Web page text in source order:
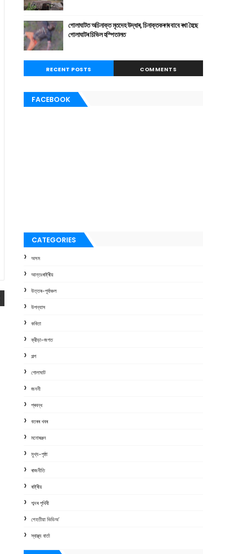
গোলাঘাটত অচিনাক্ত মৃতদেহ উদ্ধাৰ, চিনাক্তকৰণৰ বাবে ৰখা হৈছে
গোলাঘাটৰ চিভিল হস্পিতালত
RECENT POSTS COMMENTS
FACEBOOK
CATEGORIES
অসম
আন্তঃৰাষ্ট্ৰীয়
উত্তৰ-পূৰ্বাঞ্চল
উপন্যাস
কবিতা
ক্রীড়া-জগত
গল্প
গোলাঘাট
জননী
প্ৰবন্ধ
বতৰৰ খবৰ
মনোৰঞ্জন
মুখ্য-পৃষ্ঠা
ৰাজনীতি
ৰাষ্ট্ৰীয়
শব্দৰ পৃথিবী
শেহতীয়া ভিডিঅ’
স্বাস্থ্য বাৰ্তা